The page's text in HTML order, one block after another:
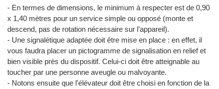
- En termes de dimensions, le minimum à respecter est de 0,90
x 1,40 mètres pour un service simple ou opposé (monte et
descend, pas de rotation nécessaire sur l’appareil).
- Une signalétique adaptée doit être mise en place : en effet, il
vous faudra placer un pictogramme de signalisation en relief et
bien visible près du dispositif. Celui-ci doit être atteignable au
toucher par une personne aveugle ou malvoyante.
- Notons ensuite que l'élévateur doit être choisi en fonction de la